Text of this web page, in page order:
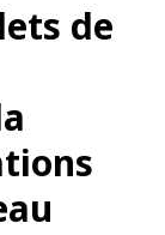
de